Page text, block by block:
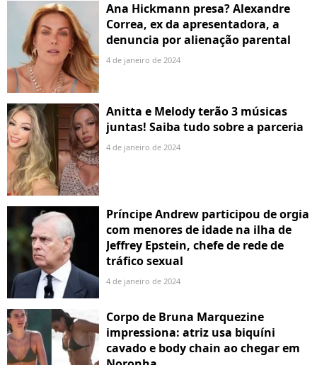
Ana Hickmann presa? Alexandre
Correa, ex da apresentadora, a
denuncia por alienação parental
4 de janeiro de 2024
Anitta e Melody terão 3 músicas
juntas! Saiba tudo sobre a parceria
4 de janeiro de 2024
Príncipe Andrew participou de orgia
com menores de idade na ilha de
Jeffrey Epstein, chefe de rede de
tráfico sexual
4 de janeiro de 2024
Corpo de Bruna Marquezine
impressiona: atriz usa biquíni
cavado e body chain ao chegar em